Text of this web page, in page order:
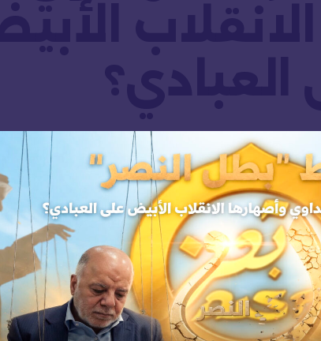
العبادي؟